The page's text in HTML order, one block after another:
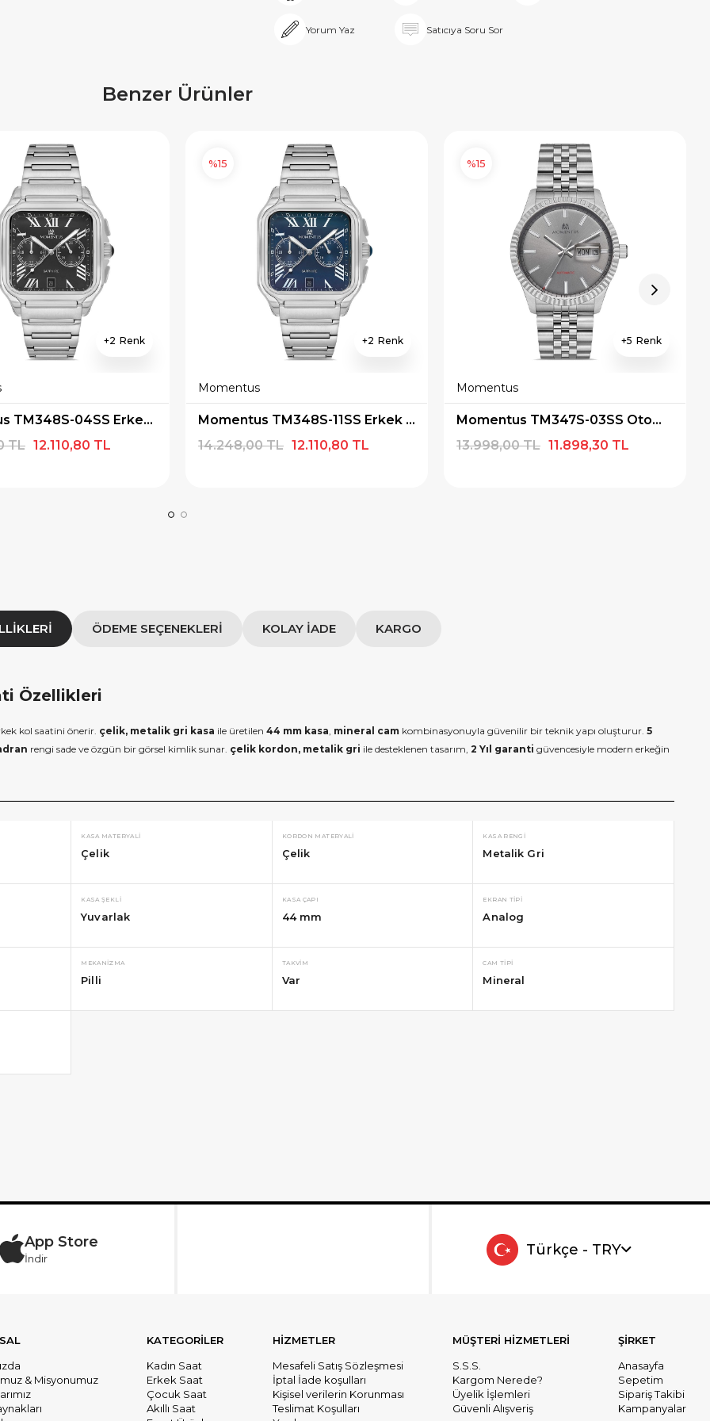
Yorum Yaz Satıcıya Soru Sor
Benzer Ürünler
2
Momentus TM348S-04SS Erkek Kol Saati
12.110,80 TL
TL
2
Momentus
Momentus TM348S-11SS Erkek Kol Saati
12.110,80 TL
14.248,00 TL
%15
5
Momentus
Momentus TM347S-03SS Otomatik Erkek Kol Saati
11.898,30 TL
13.998,00 TL
%15
ÖDEME SEÇENEKLERI KOLAY İADE KARGO
Özellikleri
kol saatini önerir. çelik, metalik gri kasa ile üretilen 44 mm kasa, mineral cam kombinasyonuyla güvenilir bir teknik yapı oluşturur. 5
rengi sade ve özgün bir görsel kimlik sunar. çelik kordon, metalik gri ile desteklenen tasarım, 2 Yıl garanti güvencesiyle modern erkeğin
KASA MATERYALI
Çelik
KORDON MATERYALI
Çelik
KASA RENGI
Metalik Gri
KASA ŞEKLI
Yuvarlak
KASA ÇAPI
44 mm
EKRAN TIPI
Analog
MEKANIZMA
Pilli
TAKVIM
Var
CAM TIPI
Mineral
App Store
İndir
Türkçe - TRY
& Misyonumuz
KATEGORİLER
Kadın Saat
Erkek Saat
Çocuk Saat
Akıllı Saat
HİZMETLER
Mesafeli Satış Sözleşmesi
İptal İade koşulları
Kişisel verilerin Korunması
Teslimat Koşulları
MÜŞTERİ HİZMETLERİ
S.S.S.
Kargom Nerede?
Üyelik İşlemleri
Güvenli Alışveriş
ŞİRKET
Anasayfa
Sepetim
Sipariş Takibi
Kampanyalar
İNDİRİM
Çeki
× SEPETTE İNDİRİM
1.000 TL Hediye Çeki
×